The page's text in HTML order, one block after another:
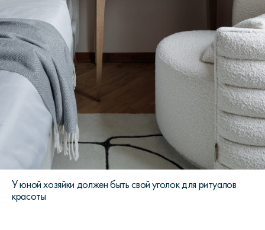
У юной хозяйки должен быть свой уголок для ритуалов
красоты